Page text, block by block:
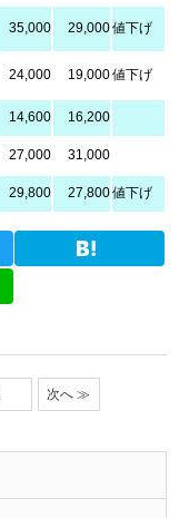
35,000 29,000値下げ
24,000 19,000値下げ
14,600
16,200
27,000 31,000
29,800 27,800値下げ
次へ ≫